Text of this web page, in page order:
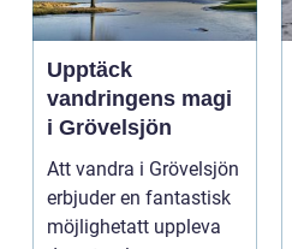
Upptäck
vandringens magi
i Grövelsjön
Att vandra i Grövelsjön
erbjuder en fantastisk
möjlighetatt uppleva